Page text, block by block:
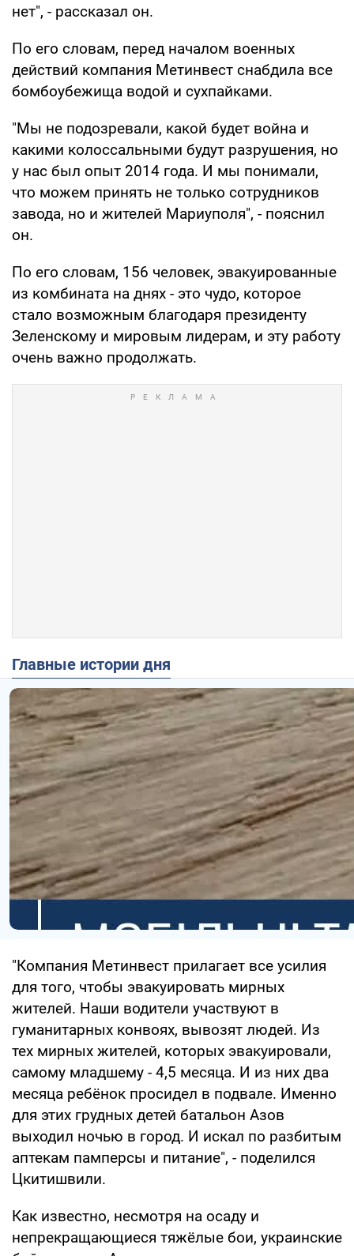
нет", - рассказал он.
По его словам, перед началом военных
действий компания Метинвест снабдила все
бомбоубежища водой и сухпайками.
"Мы не подозревали, какой будет война и
какими колоссальными будут разрушения, но
у нас был опыт 2014 года. И мы понимали,
что можем принять не только сотрудников
завода, но и жителей Мариуполя", - пояснил
он.
По его словам, 156 человек, эвакуированные
из комбината на днях - это чудо, которое
стало возможным благодаря президенту
Зеленскому и мировым лидерам, и эту работу
очень важно продолжать.
Главные истории дня
"Компания Метинвест прилагает все усилия
для того, чтобы эвакуировать мирных
жителей. Наши водители участвуют в
гуманитарных конвоях, вывозят людей. Из
тех мирных жителей, которых эвакуировали,
самому младшему - 4,5 месяца. И из них два
месяца ребёнок просидел в подвале. Именно
для этих грудных детей батальон Азов
выходил ночью в город. И искал по разбитым
аптекам памперсы и питание", - поделился
Цкитишвили.
Как известно, несмотря на осаду и
непрекращающиеся тяжёлые бои, украинские